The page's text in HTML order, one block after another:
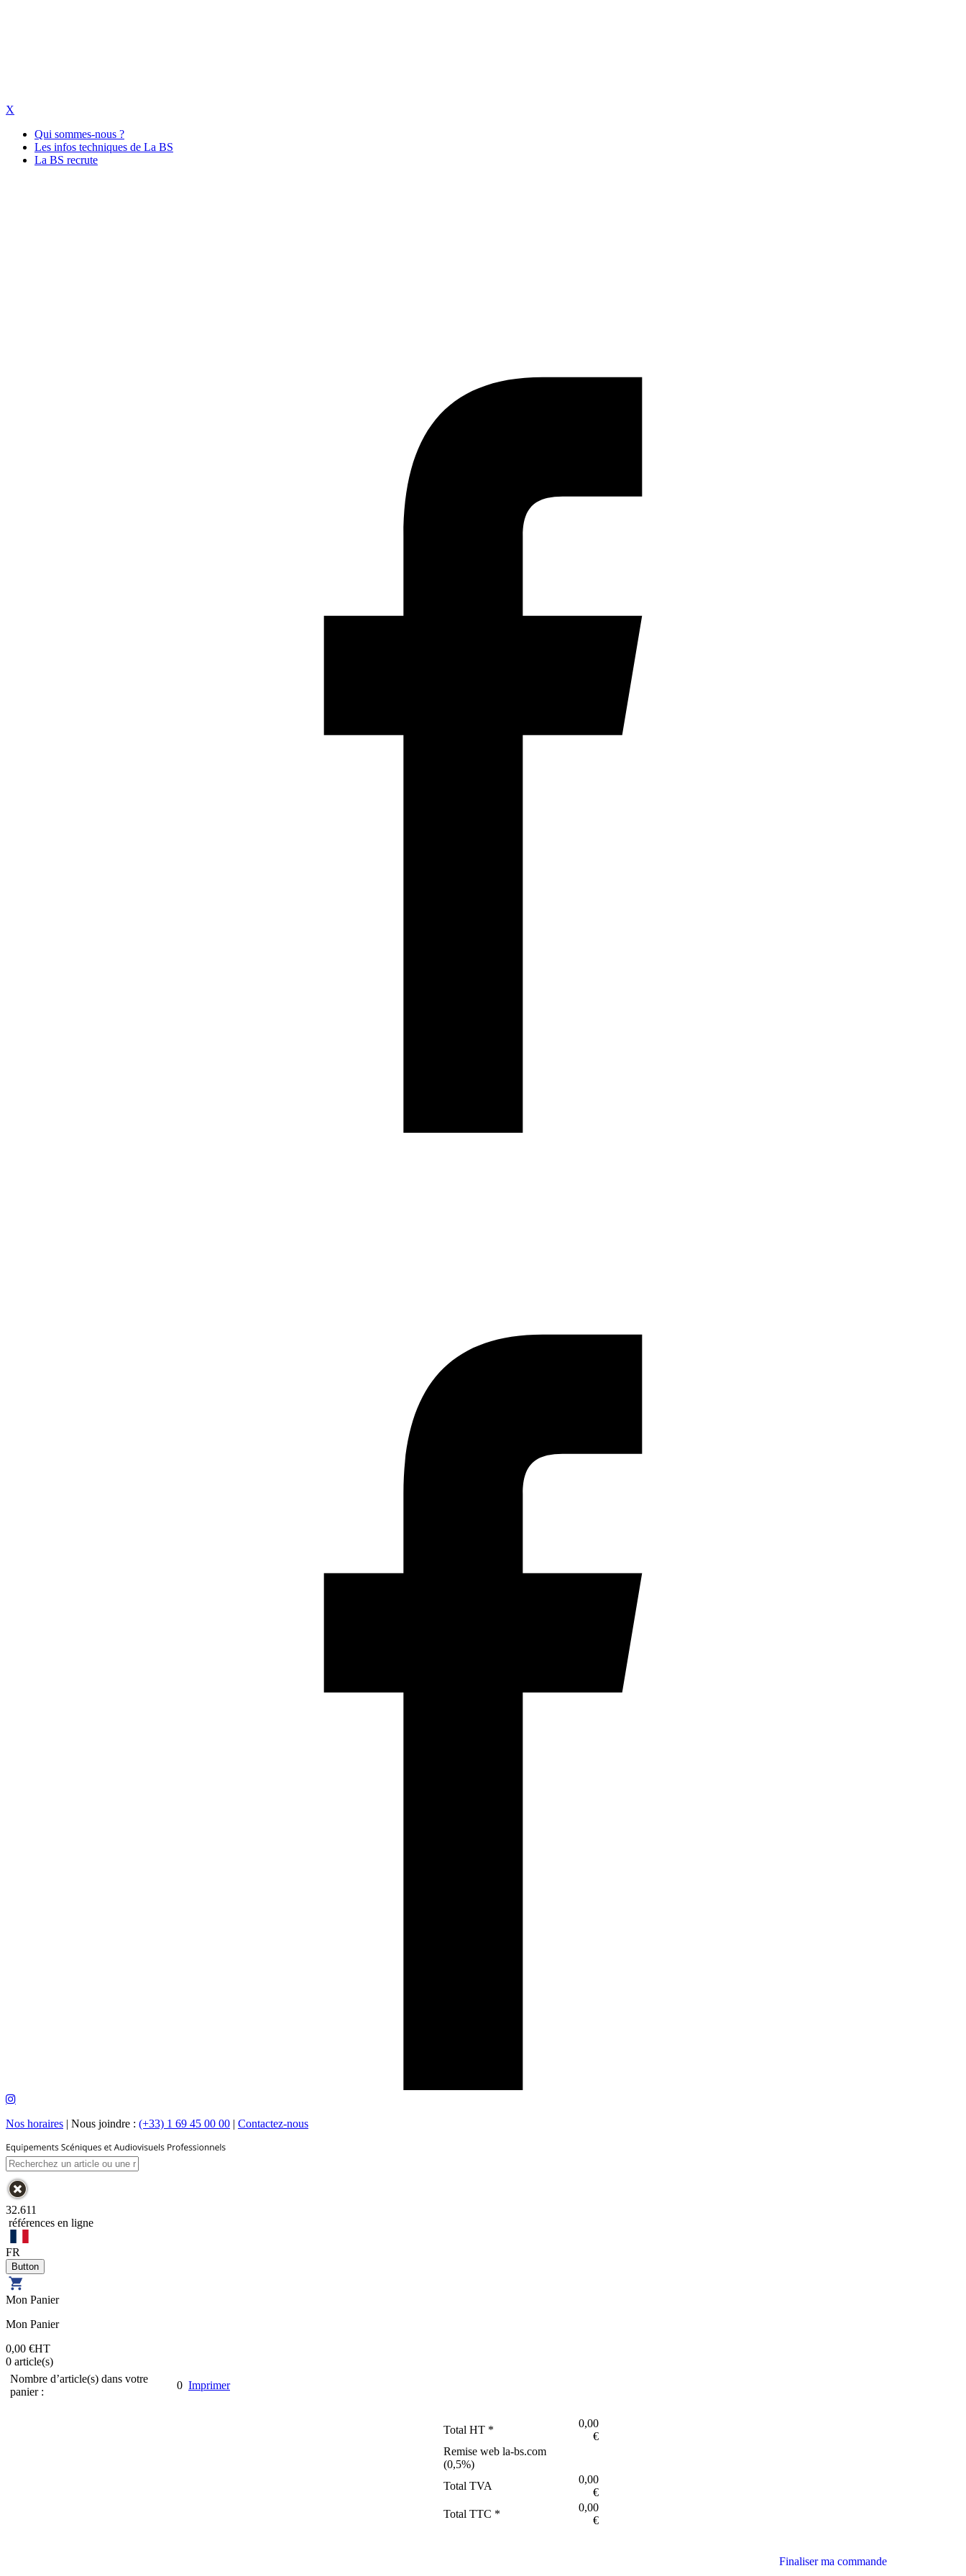
X
Qui sommes-nous ?
Les infos techniques de La BS
La BS recrute
Nos horaires | Nous joindre : (+33) 1 69 45 00 00 | Contactez-nous
32.611
références en ligne
FR
Mon Panier
Mon Panier
0,00 €HT
0 article(s)
Nombre d’article(s) dans votre
panier :
0 Imprimer
Total HT *
0,00
€
Remise web la-bs.com
(0,5%)
Total TVA
0,00
€
Total TTC *
0,00
€
Finaliser ma commande